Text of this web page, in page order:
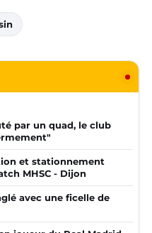
par un quad, le club
et stationnement
MHSC - Dijon
avec une ficelle de